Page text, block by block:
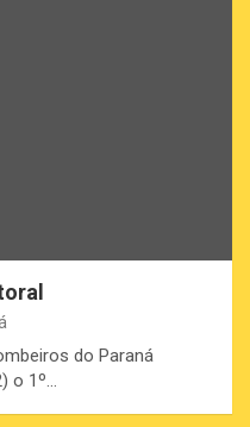
do Paraná
o 1º…